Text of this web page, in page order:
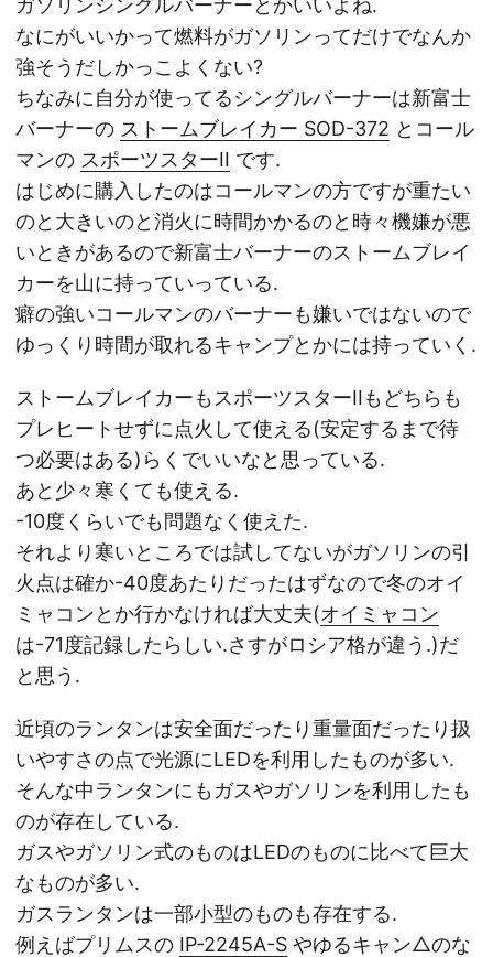
ガソリンシングルバーナーとかいいよね.
なにがいいかって燃料がガソリンってだけでなんか
強そうだしかっこよくない?
ちなみに自分が使ってるシングルバーナーは新富士
バーナーの ストームブレイカー SOD-372 とコール
マンの スポーツスターII です.
はじめに購入したのはコールマンの方ですが重たい
のと大きいのと消火に時間かかるのと時々機嫌が悪
いときがあるので新富士バーナーのストームブレイ
カーを山に持っていっている.
癖の強いコールマンのバーナーも嫌いではないので
ゆっくり時間が取れるキャンプとかには持っていく.
ストームブレイカーもスポーツスターIIもどちらも
プレヒートせずに点火して使える(安定するまで待
つ必要はある)らくでいいなと思っている.
あと少々寒くても使える.
-10度くらいでも問題なく使えた.
それより寒いところでは試してないがガソリンの引
火点は確か-40度あたりだったはずなので冬のオイ
ミャコンとか行かなければ大丈夫(オイミャコン
は-71度記録したらしい.さすがロシア格が違う.)だ
と思う.
近頃のランタンは安全面だったり重量面だったり扱
いやすさの点で光源にLEDを利用したものが多い.
そんな中ランタンにもガスやガソリンを利用したも
のが存在している.
ガスやガソリン式のものはLEDのものに比べて巨大
なものが多い.
ガスランタンは一部小型のものも存在する.
例えばプリムスの IP-2245A-S やゆるキャン△のな